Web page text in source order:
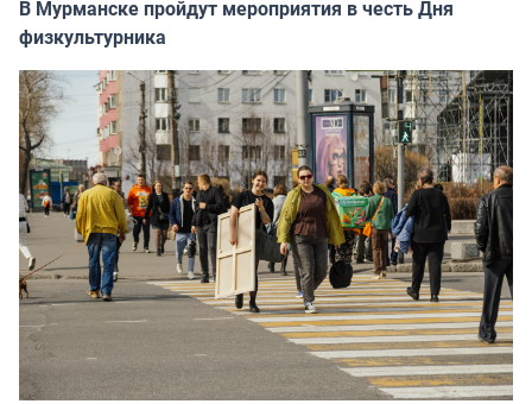
В Мурманске пройдут мероприятия в честь Дня
физкультурника